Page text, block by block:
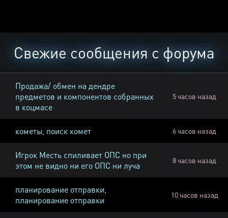
Свежие сообщения с форума
Продажа/ обмен на дендре
предметов и компонентов собранных
в коцмасе
5 часов назад
кометы, поиск комет 6 часов назад
Игрок Месть спиливает ОПС но при
этом не видно ни его ОПС ни луча
8 часов назад
планирование отправки,
планирование отправки
10 часов назад